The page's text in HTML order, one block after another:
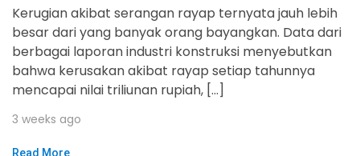
Kerugian akibat serangan rayap ternyata jauh lebih
besar dari yang banyak orang bayangkan. Data dari
berbagai laporan industri konstruksi menyebutkan
bahwa kerusakan akibat rayap setiap tahunnya
mencapai nilai triliunan rupiah, […]
3 weeks ago
Read More